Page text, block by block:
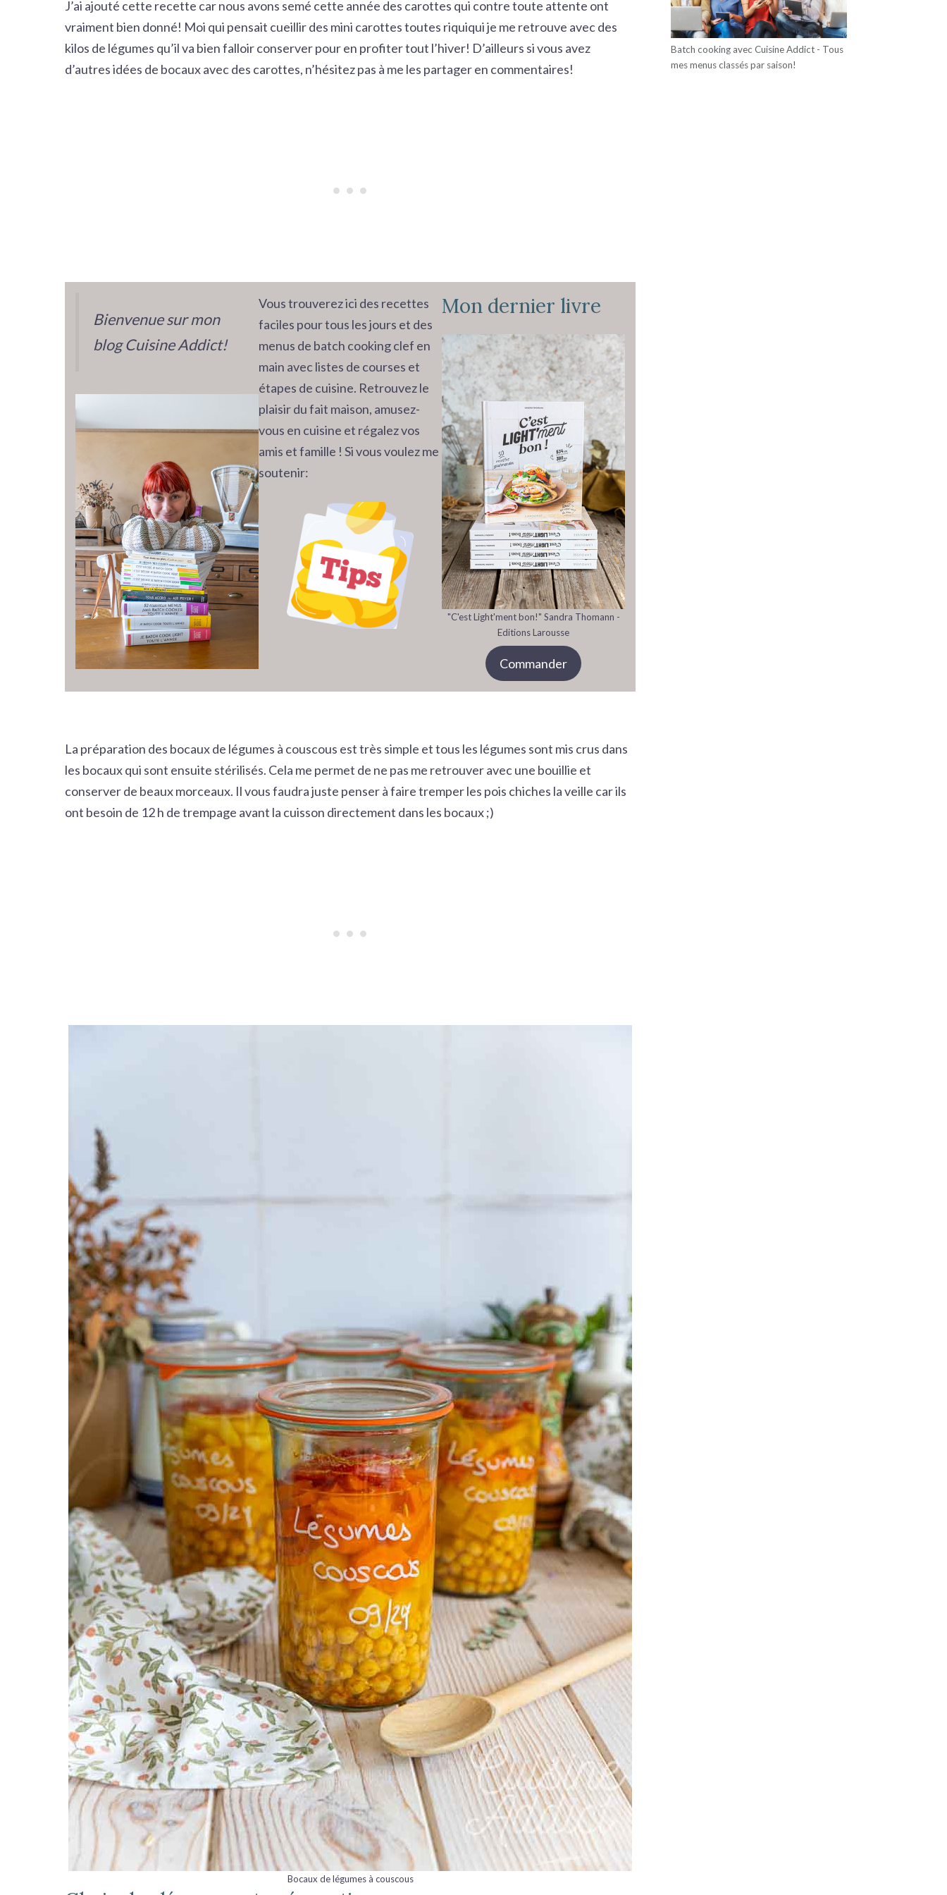
J’ai ajouté cette recette car nous avons semé cette année des carottes qui contre toute attente ont
vraiment bien donné! Moi qui pensait cueillir des mini carottes toutes riquiqui je me retrouve avec des
kilos de légumes qu’il va bien falloir conserver pour en profiter tout l’hiver! D’ailleurs si vous avez
d’autres idées de bocaux avec des carottes, n’hésitez pas à me les partager en commentaires!
Bienvenue sur mon
blog Cuisine Addict!
Vous trouverez ici des recettes
faciles pour tous les jours et des
menus de batch cooking clef en
main avec listes de courses et
étapes de cuisine. Retrouvez le
plaisir du fait maison, amusez-
vous en cuisine et régalez vos
amis et famille ! Si vous voulez me
soutenir:
Mon dernier livre
"C'est Light'ment bon!" Sandra Thomann -
Editions Larousse
Commander
La préparation des bocaux de légumes à couscous est très simple et tous les légumes sont mis crus dans
les bocaux qui sont ensuite stérilisés. Cela me permet de ne pas me retrouver avec une bouillie et
conserver de beaux morceaux. Il vous faudra juste penser à faire tremper les pois chiches la veille car ils
ont besoin de 12 h de trempage avant la cuisson directement dans les bocaux ;)
Bocaux de légumes à couscous
Batch cooking avec Cuisine Addict - Tous
mes menus classés par saison!